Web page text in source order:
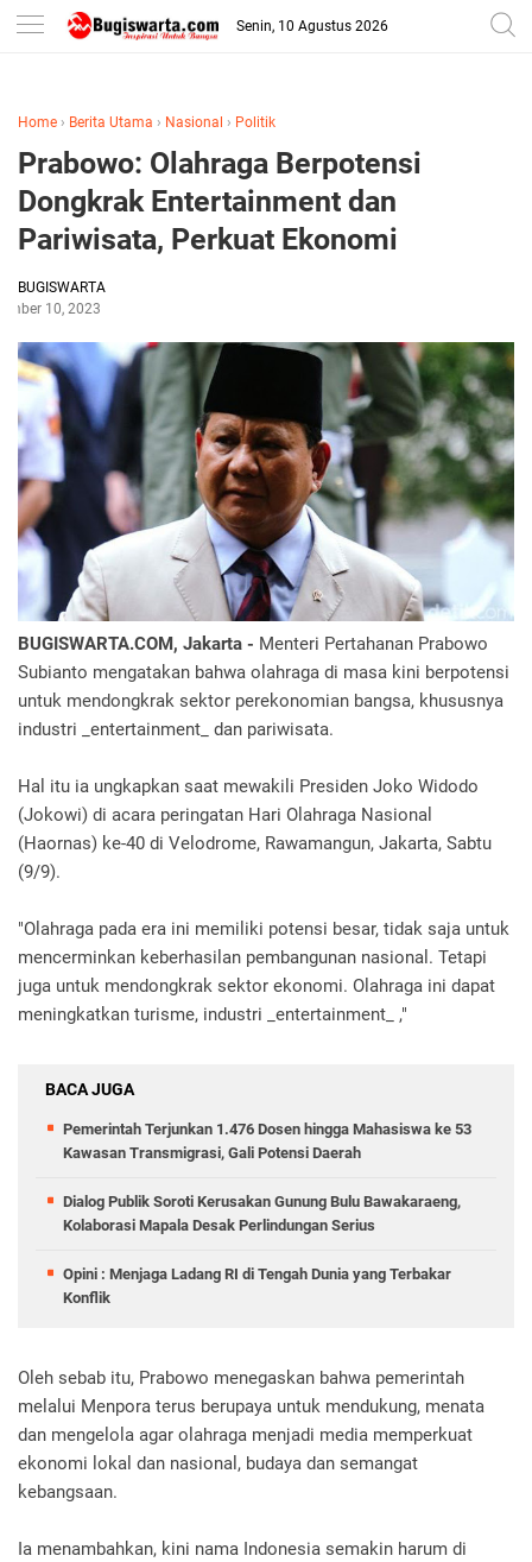
-->
Senin, 10 Agustus 2026
Home › Berita Utama › Nasional › Politik
Prabowo: Olahraga Berpotensi
Dongkrak Entertainment dan
Pariwisata, Perkuat Ekonomi
BUGISWARTA
10, 2023
BUGISWARTA.COM, Jakarta - Menteri Pertahanan Prabowo
Subianto mengatakan bahwa olahraga di masa kini berpotensi
untuk mendongkrak sektor perekonomian bangsa, khususnya
industri _entertainment_ dan pariwisata.
Hal itu ia ungkapkan saat mewakili Presiden Joko Widodo
(Jokowi) di acara peringatan Hari Olahraga Nasional
(Haornas) ke-40 di Velodrome, Rawamangun, Jakarta, Sabtu
(9/9).
"Olahraga pada era ini memiliki potensi besar, tidak saja untuk
mencerminkan keberhasilan pembangunan nasional. Tetapi
juga untuk mendongkrak sektor ekonomi. Olahraga ini dapat
meningkatkan turisme, industri _entertainment_ ,"
BACA JUGA
Pemerintah Terjunkan 1.476 Dosen hingga Mahasiswa ke 53
Kawasan Transmigrasi, Gali Potensi Daerah
Dialog Publik Soroti Kerusakan Gunung Bulu Bawakaraeng,
Kolaborasi Mapala Desak Perlindungan Serius
Opini : Menjaga Ladang RI di Tengah Dunia yang Terbakar
Konflik
Oleh sebab itu, Prabowo menegaskan bahwa pemerintah
melalui Menpora terus berupaya untuk mendukung, menata
dan mengelola agar olahraga menjadi media memperkuat
ekonomi lokal dan nasional, budaya dan semangat
kebangsaan.
Ia menambahkan, kini nama Indonesia semakin harum di